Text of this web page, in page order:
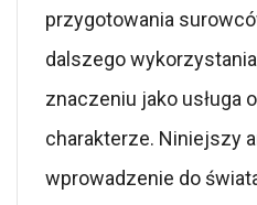
przygotowania
dalszego
znaczeniu jako usługa
charakterze. Niniejszy
wprowadzenie do